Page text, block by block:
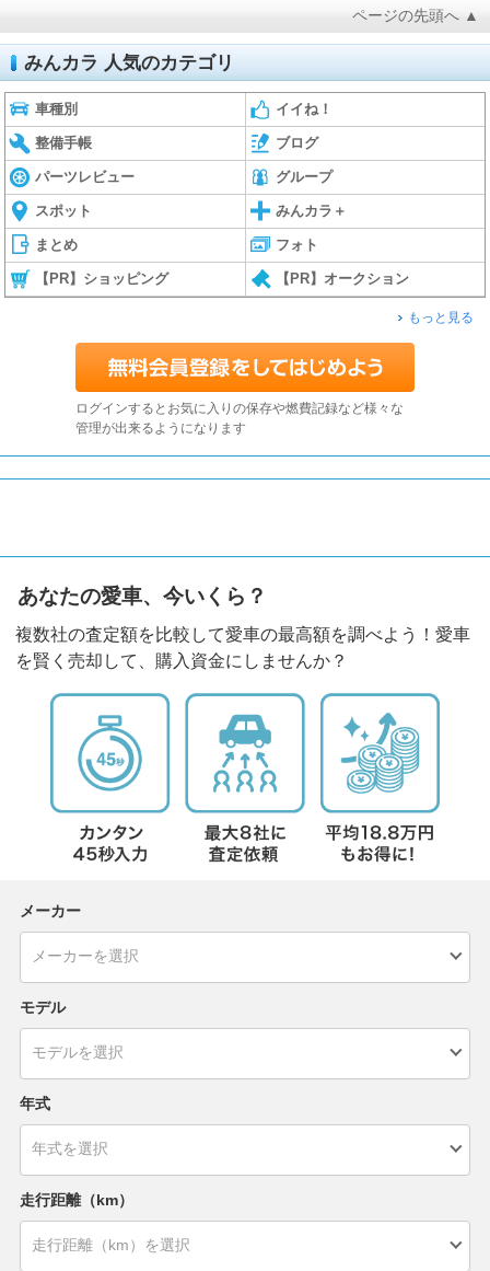
ページの先頭へ ▲
みんカラ 人気のカテゴリ
車種別 イイね！
整備手帳 ブログ
パーツレビュー グループ
スポット みんカラ＋
まとめ フォト
【PR】ショッピング 【PR】オークション
もっと見る
ログインするとお気に入りの保存や燃費記録など様々な
管理が出来るようになります
あなたの愛車、今いくら？
複数社の査定額を比較して愛車の最高額を調べよう！愛車
を賢く売却して、購入資金にしませんか？
メーカー
モデル
年式
走行距離（km）